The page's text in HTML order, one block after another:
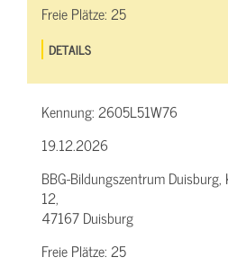
Freie Plätze:25
DETAILS
Kennung:2605L51W76
19.12.2026
BBG-Bildungszentrum Duisburg,
12,
47167 Duisburg
Freie Plätze:25